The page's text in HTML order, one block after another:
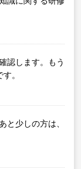
認します。もう
。
と少しの方は、